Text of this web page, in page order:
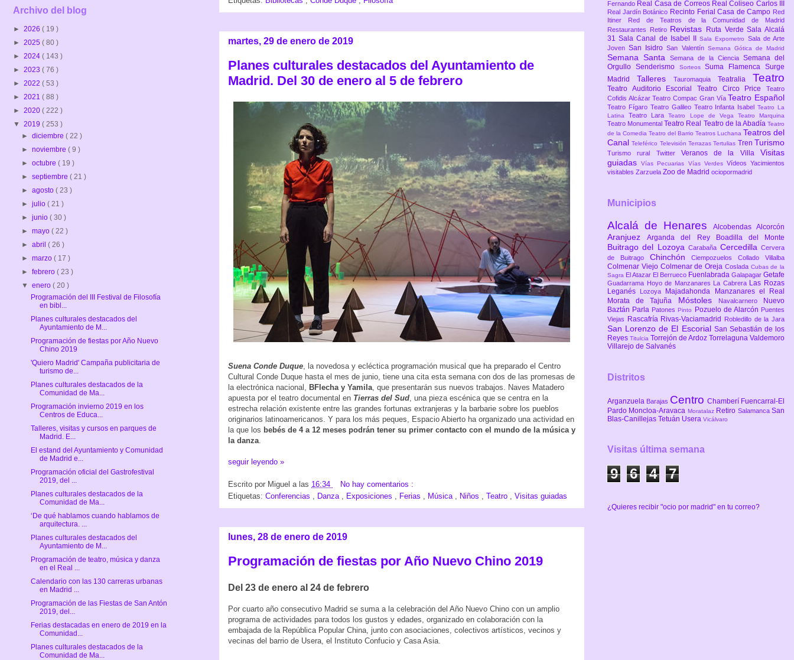
martes, 29 de enero de 2019
Planes culturales destacados del Ayuntamiento de
Madrid. Del 30 de enero al 5 de febrero
Suena Conde Duque , la novedosa y ecléctica programación musical que ha preparado el Centro
Cultural Conde Duque hasta el mes de junio, tiene una cita esta semana con dos de las promesas de
la electrónica nacional,
BFlecha y Yamila , que presentarán sus nuevos trabajos. Naves Matadero
apuesta por el teatro documental en Tierras del Sud , una pieza escénica que se centra en la
estrecha relación existente entre las grandes fortunas extranjeras y la barbarie sobre los pueblos
originarios latinoamericanos. Y para los más peques, Espacio Abierto ha organizado una actividad en
la que los bebés de 4 a 12 meses podrán tener su primer contacto con el mundo de la música y
la danza
seguir leyendo »
Escrito por Miguel a las 16:34
No hay comentarios :
Etiquetas: Conferencias , Danza , Exposiciones , Ferias , Música , Niños , Teatro , Visitas guiadas
lunes, 28 de enero de 2019
Programación de fiestas por Año Nuevo Chino 2019
Del 23 de enero al 24 de febrero
Por cuarto año consecutivo Madrid se suma a la celebración del Año Nuevo Chino con un amplio
programa de actividades para todos los gustos y edades, organizado en colaboración con la
embajada de la República Popular China, junto con asociaciones, colectivos artísticos, vecinos y
vecinas del barrio de Usera, el Instituto Confucio y Casa Asia.
Archivo del blog
► 2026 ( 19 )
► 2025 ( 80 )
► 2024 ( 143 )
► 2023 ( 76 )
► 2022 ( 53 )
► 2021 ( 88 )
► 2020 ( 222 )
▼ 2019 ( 253 )
►diciembre( 22 )
►noviembre( 9 )
►octubre( 19 )
►septiembre( 21 )
►agosto( 23 )
►julio( 21 )
►junio( 30 )
►mayo( 22 )
►abril( 26 )
►marzo( 17 )
►febrero( 23 )
▼enero( 20 )
Programación del III Festival de Filosofía
en bibl...
Planes culturales destacados del
Ayuntamiento de M...
Programación de fiestas por Año Nuevo
Chino 2019
'Quiero Madrid' Campaña publicitaria de
turismo de...
Planes culturales destacados de la
Comunidad de Ma...
Programación invierno 2019 en los
Centros de Educa...
Talleres, visitas y cursos en parques de
Madrid. E...
El estand del Ayuntamiento y Comunidad
de Madrid e...
Programación oficial del Gastrofestival
2019, del ...
Planes culturales destacados de la
Comunidad de Ma...
‘De qué hablamos cuando hablamos de
arquitectura. ...
Planes culturales destacados del
Ayuntamiento de M...
Programación de teatro, música y danza
en el Real ...
Calendario con las 130 carreras urbanas
en Madrid ...
Programación de las Fiestas de San Antón
2019, del...
Ferias destacadas en enero de 2019 en la
Comunidad...
Planes culturales destacados de la
Comunidad de Ma...
Fernando Real Casa de Correos Real Coliseo Carlos III
Real Jardín Botánico Recinto Ferial Casa de Campo Red
Itiner
Red de Teatros de la Comunidad de Madrid
Restaurantes
Retiro Revistas Ruta VerdeSala Alcalá
31Sala Canal de Isabel IISala Expometro Sala de Arte
JovenSan IsidroSan Valentín Semana Gótica de Madrid
Semana Santa Semana de la Ciencia Semana del
Orgullo Senderismo SorteosSuma FlamencaSurge
Madrid Talleres Tauromaquia Teatralia Teatro
Teatro Auditorio Escorial Teatro Circo Price Teatro
Cofidis AlcázarTeatro Compac Gran Vía Teatro Español
Teatro Fígaro Teatro Galileo Teatro Infanta IsabelTeatro La
Latina Teatro LaraTeatro Lope de Vega Teatro Marquina
Teatro Monumental Teatro Real Teatro de la Abadía Teatro
de la Comedia Teatro del Barrio Teatros Luchana Teatros del
CanalTeleférico TelevisiónTerrazasTertulias Tren Turismo
Turismo rural Twitter Veranos de la VillaVisitas
guiadasVías Pecuarias Vías Verdes VídeosYacimientos
visitables Zarzuela Zoo de Madrid ociopormadrid
Municipios
Alcalá de Henares Alcobendas Alcorcón
AranjuezArganda del Rey Boadilla del Monte
Buitrago del LozoyaCarabaña CercedillaCervera
de Buitrago ChinchónCiempozuelosCollado Villalba
Colmenar Viejo Colmenar de Oreja Coslada Cubas de la
Sagra El Atazar El Berrueco Fuenlabrada Galapagar Getafe
Guadarrama Hoyo de Manzanares La Cabrera Las Rozas
Leganés
Lozoya Majadahonda
Manzanares el Real
Morata de Tajuña Móstoles Navalcarnero
Nuevo
Baztán Parla PatonesPinto Pozuelo de Alarcón Puentes
Viejas
Rascafría Rivas-Vaciamadrid Robledillo de la Jara
San Lorenzo de El Escorial San Sebastián de los
Reyes Titulcia Torrejón de Ardoz Torrelaguna Valdemoro
Villarejo de Salvanés
Distritos
Arganzuela Barajas Centro Chamberí Fuencarral-El
Pardo Moncloa-Aravaca Moratalaz Retiro SalamancaSan
Blas-Canillejas Tetuán Usera Vicálvaro
Visitas última semana
9 6 4 7
¿Quieres recibir "ocio por madrid" en tu correo?